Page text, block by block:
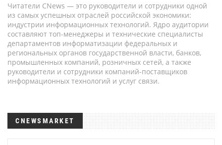
Читатели CNews — это руководители и сотрудники одной
из самых успешных отраслей российской экономики:
индустрии информационных технологий. Ядро аудитории
составляют топ-менеджеры и технические специалисты
департаментов информатизации федеральных и
региональных органов государственной власти, банков,
промышленных компаний, розничных сетей, а также
руководители и сотрудники компаний-поставщиков
информационных технологий и услуг связи.
CNEWSMARKET